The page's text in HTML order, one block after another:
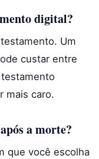
digital?
Um
custar entre
mais caro.
a morte?
que você escolha